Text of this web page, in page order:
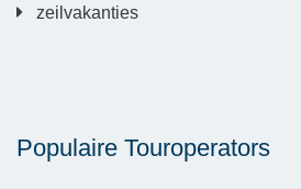
zeilvakanties
Populaire Touroperators